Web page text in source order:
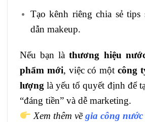
Tạo kênh riêng chia sẻ tips
dẫn makeup.
Nếu bạn làthương hiệu
phẩm mới, việc có một công
lượng là yếu tố quyết định để
“đáng tiền” và dễ marketing.
Xem thêm vềgia công nước